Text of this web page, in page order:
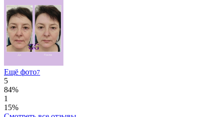
Ещё фото7
5
84%
1
15%